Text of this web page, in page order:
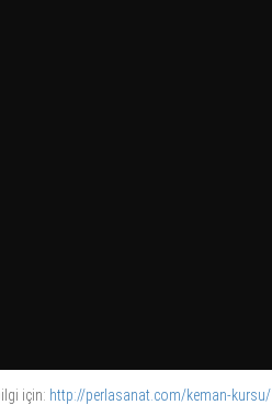
için: http://perlasanat.com/keman-kursu/